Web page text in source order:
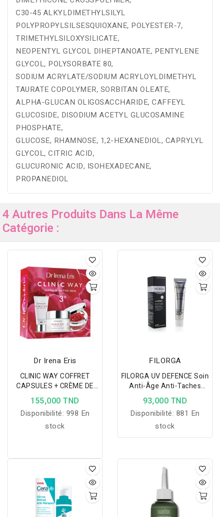
C30-45 ALKYLDIMETHYLSILYL
POLYPROPYLSILSESQUIOXANE, POLYESTER-7,
TRIMETHYLSILOXYSILICATE,
NEOPENTYL GLYCOL DIHEPTANOATE, PENTYLENE
GLYCOL, POLYSORBATE 80,
SODIUM ACRYLATE/SODIUM ACRYLOYLDIMETHYL
TAURATE COPOLYMER, SORBITAN OLEATE,
ALPHA-GLUCAN OLIGOSACCHARIDE, CAFFEYL
GLUCOSIDE, DISODIUM ACETYL GLUCOSAMINE
PHOSPHATE,
GLUCOSE, RHAMNOSE, 1,2-HEXANEDIOL, CAPRYLYL
GLYCOL, CITRIC ACID,
GLUCURONIC ACID, ISOHEXADECANE,
PROPANEDIOL
4 Autres Produits Dans La Même
Catégorie :
Dr Irena Eris
CLINIC WAY COFFRET
CAPSULES + CRÈME DE
JOUR 3 À -50% + CRÈME
DE NUIT 3 15ML OFFERTE
155,000 TND
Disponibilité: 998 En
stock
FILORGA
FILORGA UV DEFENCE Soin
Anti-Âge Anti-Taches
SPF50+ 40ml
93,000 TND
Disponibilité: 881 En
stock